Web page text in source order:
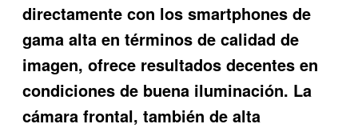
directamente con los smartphones de
gama alta en términos de calidad de
imagen, ofrece resultados decentes en
condiciones de buena iluminación. La
cámara frontal, también de alta